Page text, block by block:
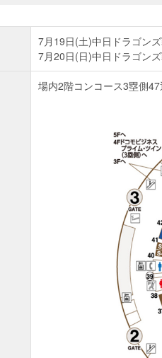
7月19日(土)中日ドラゴン
7月20日(日)中日ドラゴン
場内2階コンコース3塁側